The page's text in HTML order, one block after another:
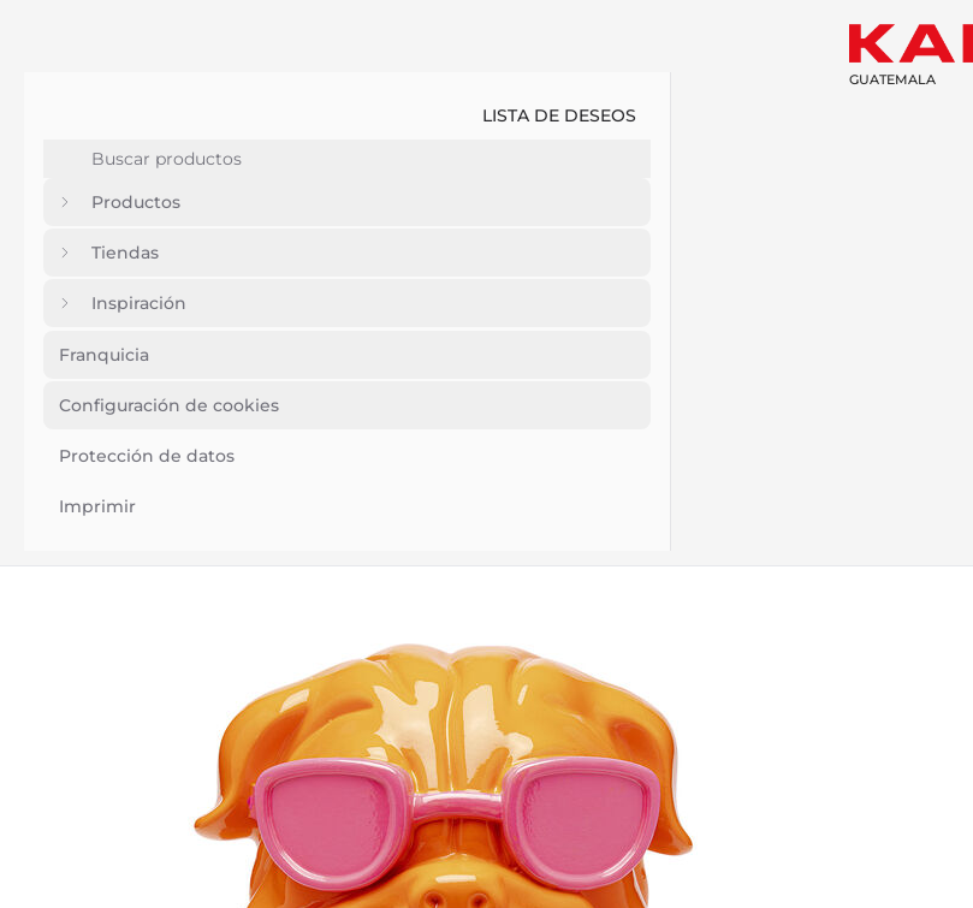
LISTA DE DESEOS
Productos
Tiendas
Inspiración
Franquicia
Configuración de cookies
Protección de datos
Imprimir
GUATEMALA